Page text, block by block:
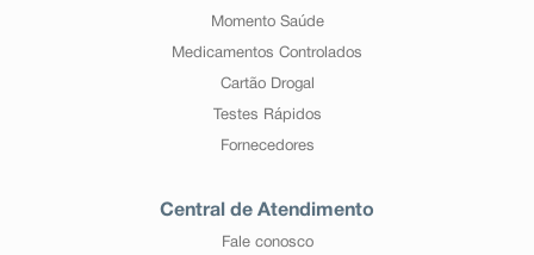
Momento Saúde
Medicamentos Controlados
Cartão Drogal
Testes Rápidos
Fornecedores
Central de Atendimento
Fale conosco